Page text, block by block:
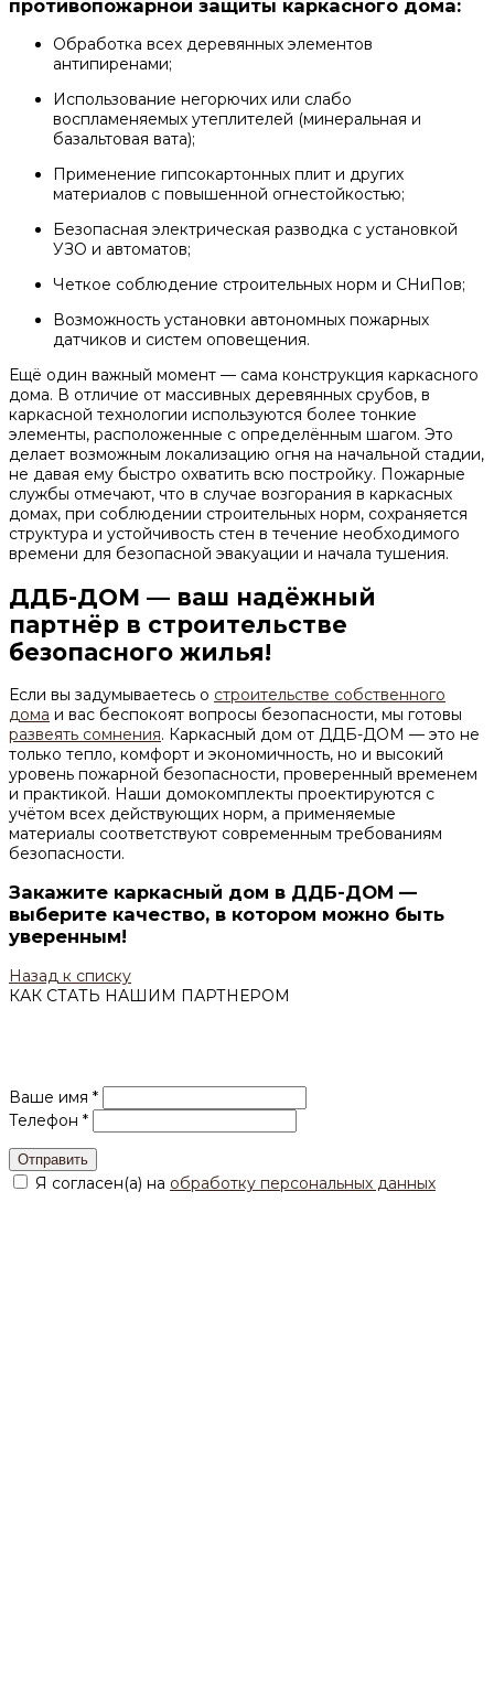
противопожарной защиты каркасного дома:
Обработка всех деревянных элементов
антипиренами;
Использование негорючих или слабо
воспламеняемых утеплителей (минеральная и
базальтовая вата);
Применение гипсокартонных плит и других
материалов с повышенной огнестойкостью;
Безопасная электрическая разводка с установкой
УЗО и автоматов;
Четкое соблюдение строительных норм и СНиПов;
Возможность установки автономных пожарных
датчиков и систем оповещения.
Ещё один важный момент — сама конструкция каркасного
дома. В отличие от массивных деревянных срубов, в
каркасной технологии используются более тонкие
элементы, расположенные с определённым шагом. Это
делает возможным локализацию огня на начальной стадии,
не давая ему быстро охватить всю постройку. Пожарные
службы отмечают, что в случае возгорания в каркасных
домах, при соблюдении строительных норм, сохраняется
структура и устойчивость стен в течение необходимого
времени для безопасной эвакуации и начала тушения.
ДДБ-ДОМ — ваш надёжный
партнёр в строительстве
безопасного жилья!
Если вы задумываетесь о строительстве собственного
дома и вас беспокоят вопросы безопасности, мы готовы
развеять сомнения. Каркасный дом от ДДБ-ДОМ — это не
только тепло, комфорт и экономичность, но и высокий
уровень пожарной безопасности, проверенный временем
и практикой. Наши домокомплекты проектируются с
учётом всех действующих норм, а применяемые
материалы соответствуют современным требованиям
безопасности.
Закажите каркасный дом в ДДБ-ДОМ —
выберите качество, в котором можно быть
уверенным!
Назад к списку
КАК СТАТЬ НАШИМ ПАРТНЕРОМ
Ваше имя *
Телефон *
Отправить
Я согласен(а) на обработку персональных данных